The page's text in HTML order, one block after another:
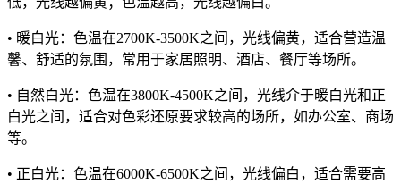
• 暖白光：色温在2700K-3500K之间，光线偏黄，适合营造温
馨、舒适的氛围，常用于家居照明、酒店、餐厅等场所。
• 自然白光：色温在3800K-4500K之间，光线介于暖白光和正
白光之间，适合对色彩还原要求较高的场所，如办公室、商场
等。
• 正白光：色温在6000K-6500K之间，光线偏白，适合需要高